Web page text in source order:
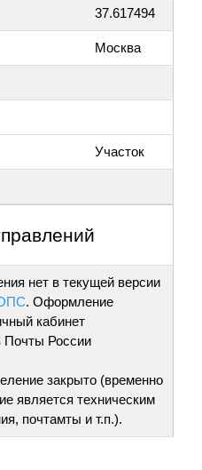
37.617494
Москва
Участок
нет в текущей версии
. Оформление
кабинет
Почты России
закрыто (временно
является техническим
почтамты и т.п.).